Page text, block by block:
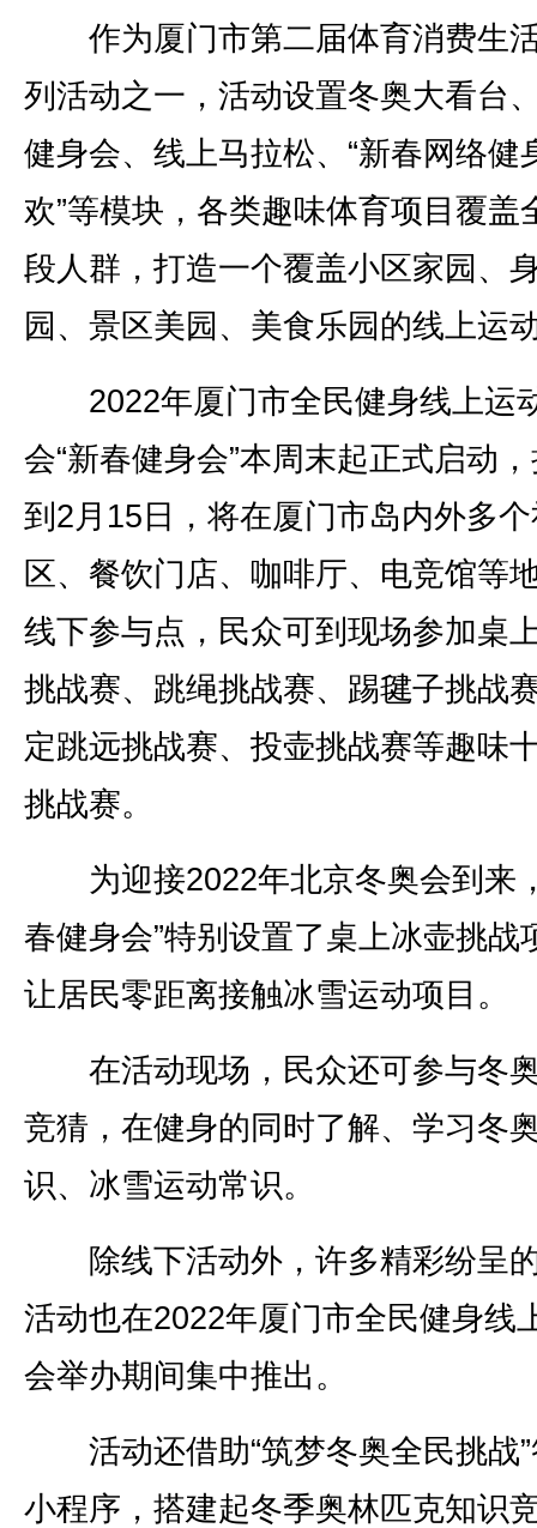
作为厦门市第二届体育消费生
列活动之一，活动设置冬奥大看台
健身会、线上马拉松、“新春网络健
欢”等模块，各类趣味体育项目覆盖
段人群，打造一个覆盖小区家园、
园、景区美园、美食乐园的线上运
2022年厦门市全民健身线上运
会“新春健身会”本周末起正式启动
到2月15日，将在厦门市岛内外多
区、餐饮门店、咖啡厅、电竞馆等
线下参与点，民众可到现场参加桌
挑战赛、跳绳挑战赛、踢毽子挑战
定跳远挑战赛、投壶挑战赛等趣味
挑战赛。
为迎接2022年北京冬奥会到来
春健身会”特别设置了桌上冰壶挑战
让居民零距离接触冰雪运动项目。
在活动现场，民众还可参与冬
竞猜，在健身的同时了解、学习冬
识、冰雪运动常识。
除线下活动外，许多精彩纷呈
活动也在2022年厦门市全民健身线
会举办期间集中推出。
活动还借助“筑梦冬奥全民挑战”
小程序，搭建起冬季奥林匹克知识